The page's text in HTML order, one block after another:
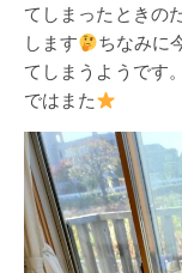
てしまったときの
します
ちなみに
てしまうようです
ではまた